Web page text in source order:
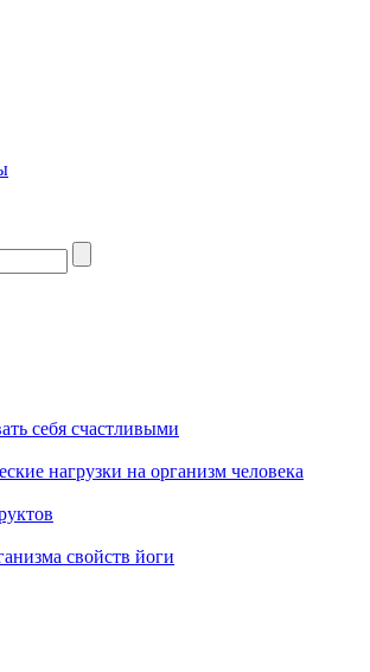
себя счастливыми
нагрузки на организм человека
свойств йоги